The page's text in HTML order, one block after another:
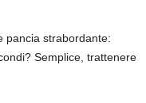
pancia strabordante:
Semplice, trattenere